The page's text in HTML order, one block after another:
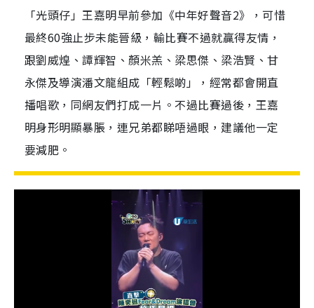
「光頭仔」王嘉明早前參加《中年好聲音2》，可惜
最終60強止步未能晉級，輸比賽不過就贏得友情，
跟劉威煌、譚輝智、顏米羔、梁思傑、梁浩賢、甘
永傑及導演潘文龍組成「輕鬆啲」，經常都會開直
播唱歌，同網友們打成一片。不過比賽過後，王嘉
明身形明顯暴脹，連兄弟都睇唔過眼，建議他一定
要減肥。